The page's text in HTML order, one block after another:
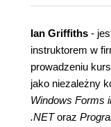
Ian Griffiths -
instruktorem w
prowadzeniu
jako niezależny
Windows Forms
.NEToraz